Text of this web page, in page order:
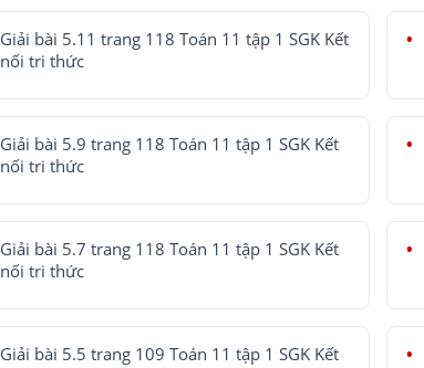
Giải bài 5.11 trang 118 Toán 11 tập 1 SGK Kết
nối tri thức
Giải bài 5.9 trang 118 Toán 11 tập 1 SGK Kết
nối tri thức
Giải bài 5.7 trang 118 Toán 11 tập 1 SGK Kết
nối tri thức
Giải bài 5.5 trang 109 Toán 11 tập 1 SGK Kết